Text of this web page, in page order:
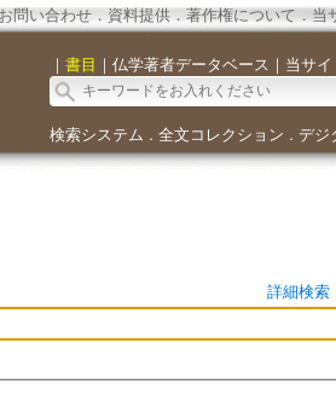
お問い合わせ． 資料提供． 著作権について．当
｜ 書目 ｜ 仏学著者データベース ｜ 当サイ
検索システム ． 全文コレクション ． デジ
詳細検索